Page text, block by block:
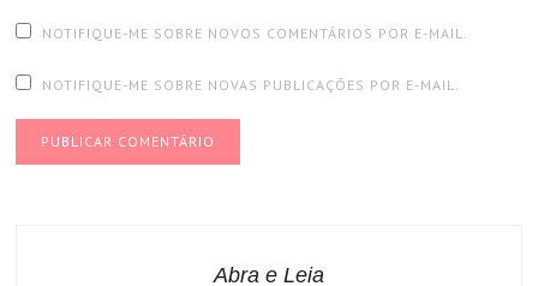
NOTIFIQUE-ME SOBRE NOVOS COMENTÁRIOS POR E-MAIL.
NOTIFIQUE-ME SOBRE NOVAS PUBLICAÇÕES POR E-MAIL.
Abra e Leia